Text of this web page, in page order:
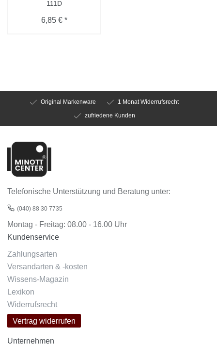
111D
6,85 € *
Original Markenware
1 Monat Widerrufsrecht
zufriedene Kunden
Telefonische Unterstützung und Beratung unter:
(040) 88 30 7735
Montag - Freitag: 08.00 - 16.00 Uhr
Kundenservice
Zahlungsarten
Versandarten & -kosten
Wissens-Magazin
Lexikon
Widerrufsrecht
Vertrag widerrufen
Unternehmen